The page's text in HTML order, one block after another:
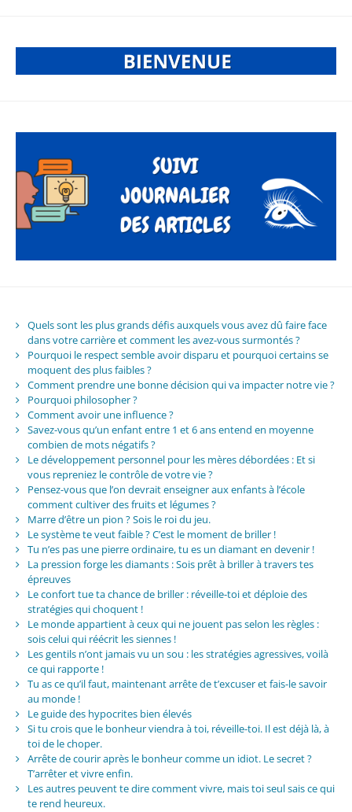
Quels sont les plus grands défis auxquels vous avez dû faire face
dans votre carrière et comment les avez-vous surmontés ?
Pourquoi le respect semble avoir disparu et pourquoi certains se
moquent des plus faibles ?
Comment prendre une bonne décision qui va impacter notre vie ?
Pourquoi philosopher ?
Comment avoir une influence ?
Savez-vous qu’un enfant entre 1 et 6 ans entend en moyenne
combien de mots négatifs ?
Le développement personnel pour les mères débordées : Et si
vous repreniez le contrôle de votre vie ?
Pensez-vous que l’on devrait enseigner aux enfants à l’école
comment cultiver des fruits et légumes ?
Marre d’être un pion ? Sois le roi du jeu.
Le système te veut faible ? C’est le moment de briller !
Tu n’es pas une pierre ordinaire, tu es un diamant en devenir !
La pression forge les diamants : Sois prêt à briller à travers tes
épreuves
Le confort tue ta chance de briller : réveille-toi et déploie des
stratégies qui choquent !
Le monde appartient à ceux qui ne jouent pas selon les règles :
sois celui qui réécrit les siennes !
Les gentils n’ont jamais vu un sou : les stratégies agressives, voilà
ce qui rapporte !
Tu as ce qu’il faut, maintenant arrête de t’excuser et fais-le savoir
au monde !
Le guide des hypocrites bien élevés
Si tu crois que le bonheur viendra à toi, réveille-toi. Il est déjà là, à
toi de le choper.
Arrête de courir après le bonheur comme un idiot. Le secret ?
T’arrêter et vivre enfin.
Les autres peuvent te dire comment vivre, mais toi seul sais ce qui
te rend heureux.